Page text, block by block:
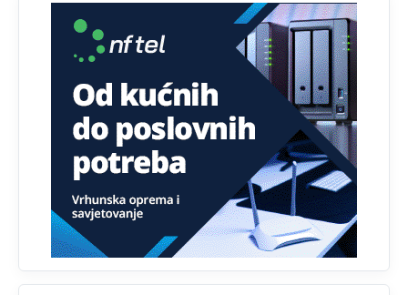
Анонимно2818605 јуче
Uvođenje pravila da se umjesto dosadašnjeg znaka "X"
(krstića) kružić ispred kandidata mora u potpunosti
obojiti (popuniti) uvedeno je isključivo zbog tehničkih
zahtjeva optičkih skenera.
Анонимно2818605 јуче
11:45
Ovo pravilo jeste unijelo opravdan strah, posebno kada
su u pitanju starije osobe, osobe sa slabijim vidom ili
drhtavom rukom
Анонимно2819033 јуче 12:24
Yes,nekada je bila corava kutija za IZBORE a danas su
coravi biraci.